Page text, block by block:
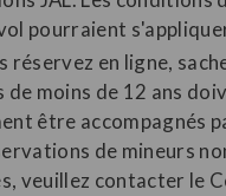
pourraient
réservez en ligne,
de moins de 12 ans
être accompagnés
de mineurs
veuillez contacter le